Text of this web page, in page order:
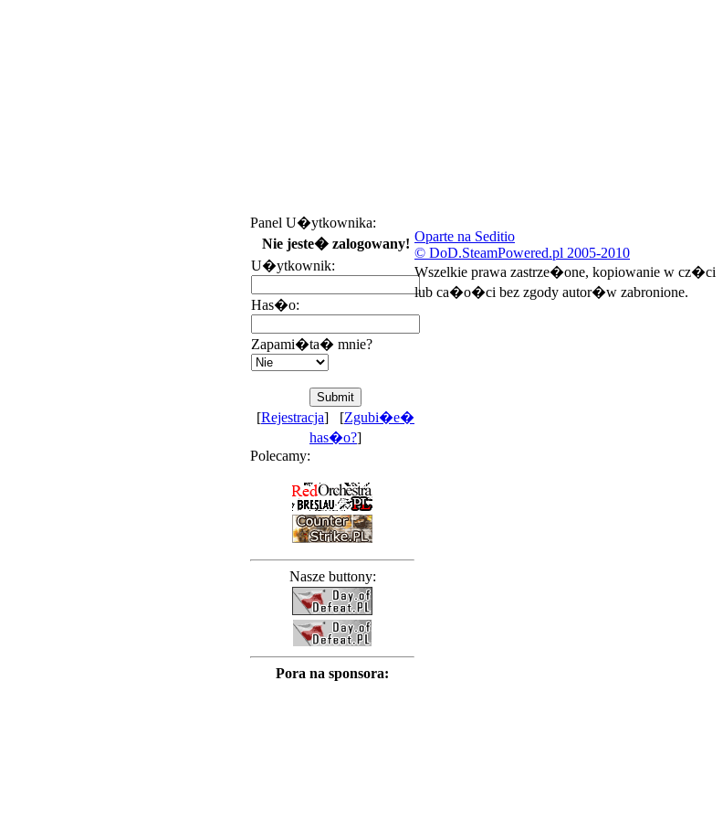
Panel U�ytkownika:
Nie jeste� zalogowany!
U�ytkownik:
Has�o:
Zapami�ta� mnie?
[Rejestracja] [Zgubi�e�
has�o?]
Polecamy:
Nasze buttony:
Pora na sponsora:
Oparte na Seditio
© DoD.SteamPowered.pl 2005-2010
Wszelkie prawa zastrze�one, kopiowanie w cz�ci
lub ca�o�ci bez zgody autor�w zabronione.